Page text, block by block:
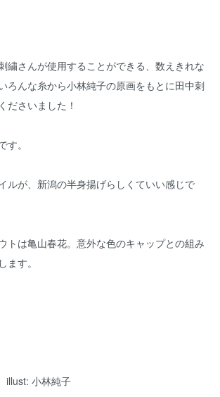
繍さんが使用することができる、数えきれな
ろんな糸から小林純子の原画をもとに田中刺
ださいました！
す。
ルが、新潟の半身揚げらしくていい感じで
トは亀山春花。意外な色のキャップとの組み
ます。
小林純子